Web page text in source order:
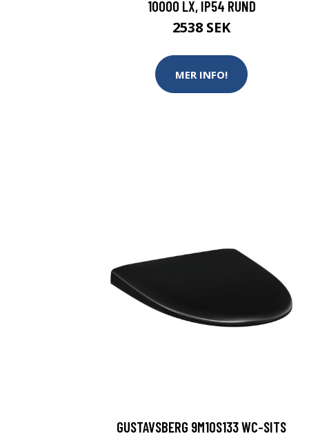
10000 LX, IP54 RUND
2538 SEK
MER INFO!
GUSTAVSBERG 9M10S133 WC-SITS